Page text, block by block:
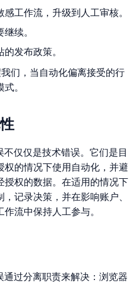
工作流，升级到人工审核。
续。
发布政策。
们，当自动化偏离接受的行
。
仅仅是技术错误。它们是目
的情况下使用自动化，并避
授权的数据。在适用的情况下
记录决策，并在影响账户、
流中保持人工参与。
过分离职责来解决：浏览器